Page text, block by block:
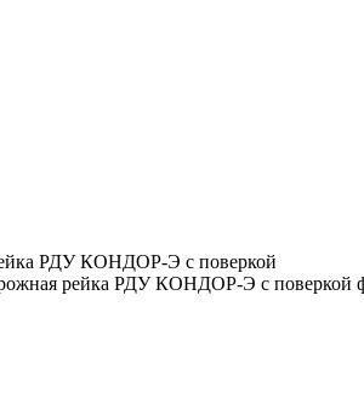
РДУ КОНДОР-Э с поверкой